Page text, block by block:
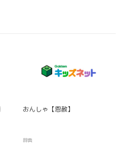
おんしゃ【恩赦】
辞典